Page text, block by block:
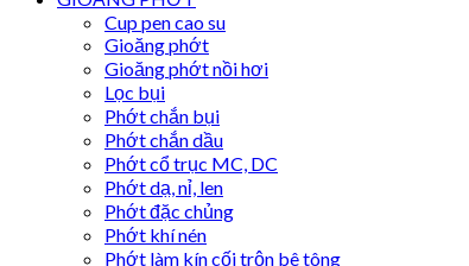
Cup pen cao su
Gioăng phớt
Gioăng phớt nồi hơi
Lọc bụi
Phớt chắn bụi
Phớt chắn dầu
Phớt cổ trục MC, DC
Phớt dạ, nỉ, len
Phớt đặc chủng
Phớt khí nén
Phớt làm kín cối trộn bê tông